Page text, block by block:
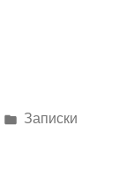
Написано
Записки